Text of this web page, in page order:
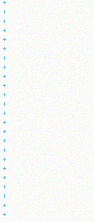
+
+
+
+
+
+
+
+
+
+
+
+
+
+
+
+
+
+
+
+
+
+
+
+